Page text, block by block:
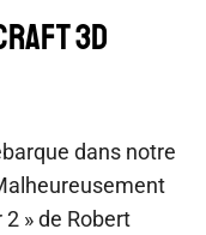
3D
dans notre
» de Robert